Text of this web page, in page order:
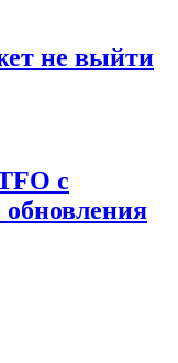
не выйти
с
обновления